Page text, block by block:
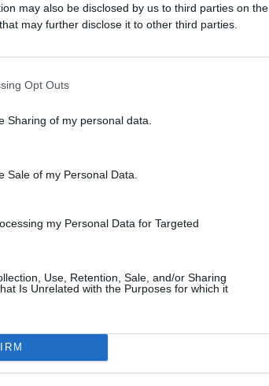
may also be disclosed by us to third parties on the
that may further disclose it to other third parties.
Opt Outs
Sharing of my personal data.
Sale of my Personal Data.
my Personal Data for Targeted
Use, Retention, Sale, and/or Sharing
Is Unrelated with the Purposes for which it
σε Έβρο και
μεταναστών
Ροδόπη και Πιερία